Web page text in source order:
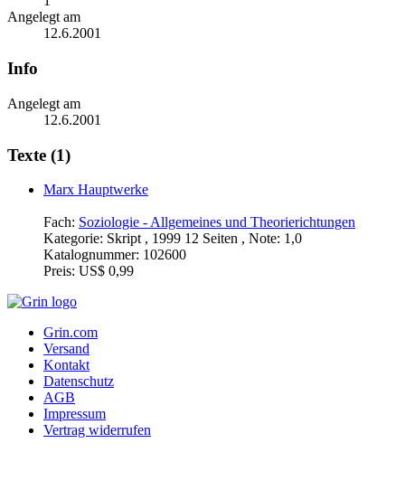
Angelegt am
12.6.2001
Info
Angelegt am
12.6.2001
Texte (1)
Marx Hauptwerke
Fach: Soziologie - Allgemeines und Theorierichtungen
Kategorie: Skript , 1999 12 Seiten , Note: 1,0
Katalognummer: 102600
Preis: US$ 0,99
Grin.com
Versand
Kontakt
Datenschutz
AGB
Impressum
Vertrag widerrufen